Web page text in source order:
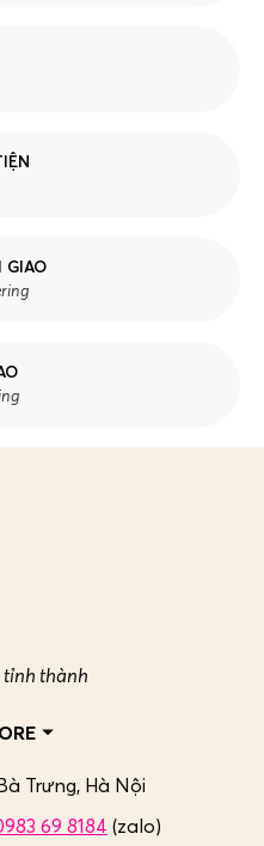
GIAO
tỉnh thành
Trưng, Hà Nội
69 8184 (zalo)